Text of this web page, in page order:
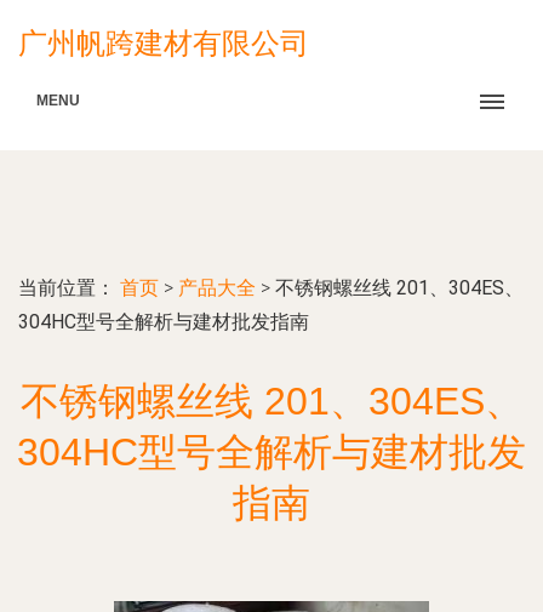
广州帆跨建材有限公司
MENU
当前位置： 首页 > 产品大全 > 不锈钢螺丝线 201、304ES、
304HC型号全解析与建材批发指南
不锈钢螺丝线 201、304ES、
304HC型号全解析与建材批发
指南